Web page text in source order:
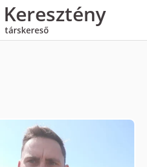
Keresztény
társkereső